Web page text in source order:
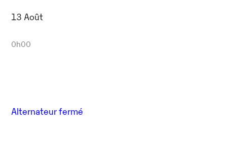
13 Août
0h00
Alternateur fermé